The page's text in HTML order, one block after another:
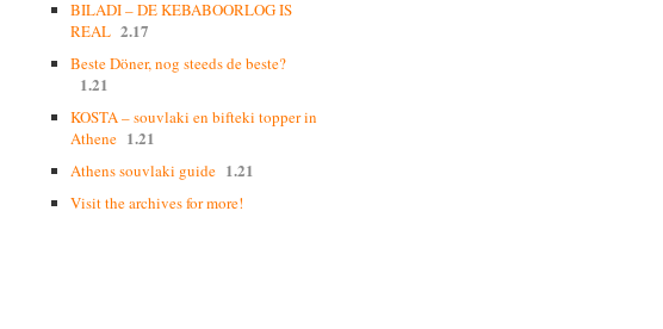
BILADI – DE KEBABOORLOG IS
REAL 2.17
Beste Döner, nog steeds de beste?
1.21
KOSTA – souvlaki en bifteki topper in
Athene 1.21
Athens souvlaki guide 1.21
Visit the archives for more!